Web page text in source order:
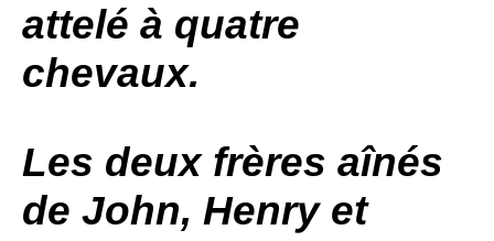
attelé à quatre
chevaux.
Les deux frères aînés
de John, Henry et